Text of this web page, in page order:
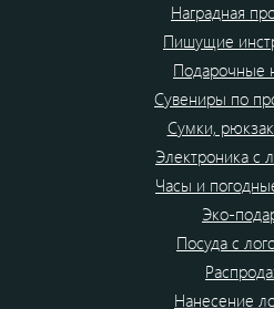
Наградная
Пишущие
Подарочные
Сувениры по
Сумки,
Электроника с
Часы и
Эко-
Посуда с
Нанесение